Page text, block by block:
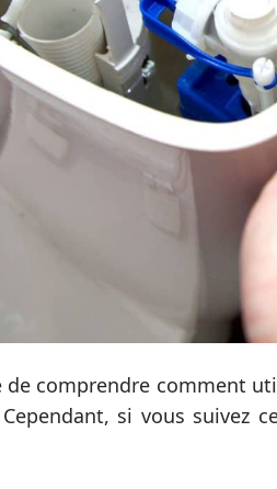
comprendre comment
si vous suivez